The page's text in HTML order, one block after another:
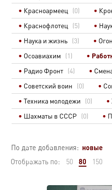
Красноармеец
(0)
Краснофлотец
(5)
Наука и жизнь (3)
Осоавиахим
(1)
Радио Фронт (4)
Советский воин
(0)
Техника молодежи
(0)
Шахматы в СССР (0)
По дате добавления: новые
Отображать по: 50 80 150